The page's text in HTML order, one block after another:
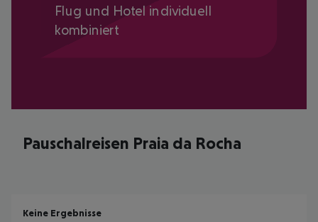
Flug und Hotel individuell
kombiniert
Pauschalreisen Praia da Rocha
Keine Ergebnisse